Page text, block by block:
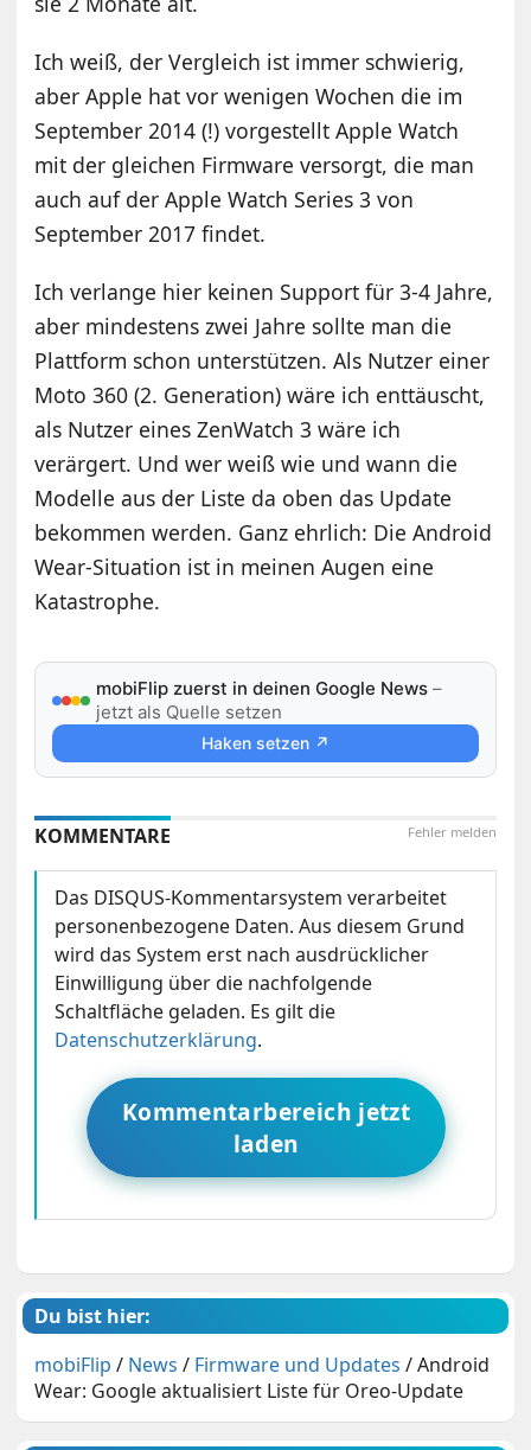
Ich weiß, der Vergleich ist immer schwierig,
aber Apple hat vor wenigen Wochen die im
September 2014 (!) vorgestellt Apple Watch
mit der gleichen Firmware versorgt, die man
auch auf der Apple Watch Series 3 von
September 2017 findet.
Ich verlange hier keinen Support für 3-4 Jahre,
aber mindestens zwei Jahre sollte man die
Plattform schon unterstützen. Als Nutzer einer
Moto 360 (2. Generation) wäre ich enttäuscht,
als Nutzer eines ZenWatch 3 wäre ich
verärgert. Und wer weiß wie und wann die
Modelle aus der Liste da oben das Update
bekommen werden. Ganz ehrlich: Die Android
Wear-Situation ist in meinen Augen eine
Katastrophe.
mobiFlip zuerst in deinen Google News –
jetzt als Quelle setzen
Haken setzen ↗
Fehler melden
KOMMENTARE
Das DISQUS-Kommentarsystem verarbeitet
personenbezogene Daten. Aus diesem Grund
wird das System erst nach ausdrücklicher
Einwilligung über die nachfolgende
Schaltfläche geladen. Es gilt die
Datenschutzerklärung.
Kommentarbereich jetzt
laden
Du bist hier:
mobiFlip / News / Firmware und Updates /Android
Wear: Google aktualisiert Liste für Oreo-Update